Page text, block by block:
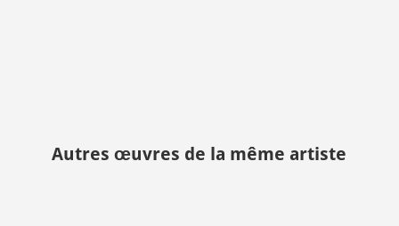
Autres œuvres de la même artiste